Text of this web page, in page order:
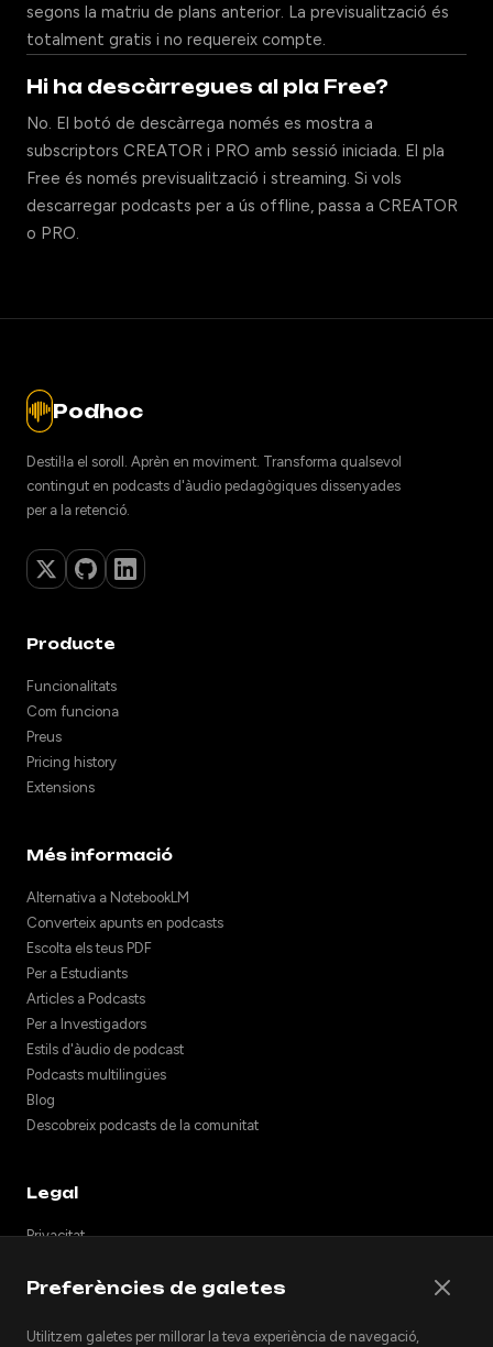
segons la matriu de plans anterior. La previsualització és
totalment gratis i no requereix compte.
Hi ha descàrregues al pla Free?
No. El botó de descàrrega només es mostra a
subscriptors CREATOR i PRO amb sessió iniciada. El pla
Free és només previsualització i streaming. Si vols
descarregar podcasts per a ús offline, passa a CREATOR
o PRO.
Podhoc
Destil·la el soroll. Aprèn en moviment. Transforma qualsevol
contingut en podcasts d'àudio pedagògiques dissenyades
per a la retenció.
Producte
Funcionalitats
Com funciona
Preus
Pricing history
Extensions
Més informació
Alternativa a NotebookLM
Converteix apunts en podcasts
Escolta els teus PDF
Per a Estudiants
Articles a Podcasts
Per a Investigadors
Estils d'àudio de podcast
Podcasts multilingües
Blog
Descobreix podcasts de la comunitat
Legal
Privacitat
Notes de llançament
API
Preferències de galetes
Utilitzem galetes per millorar la teva experiència de navegació,